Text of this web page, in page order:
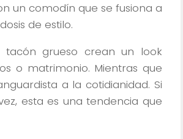
un comodín que se fusiona a
de estilo.
tacón grueso crean un look
o matrimonio. Mientras que
a la cotidianidad. Si
esta es una tendencia que